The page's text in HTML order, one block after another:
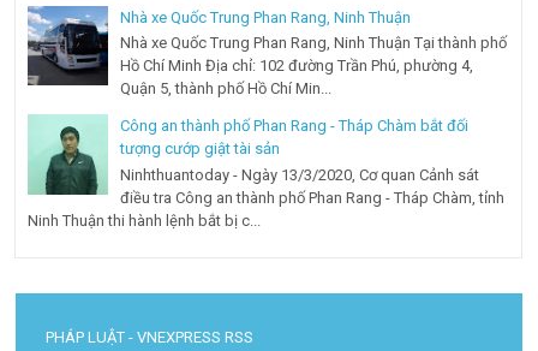
Nhà xe Quốc Trung Phan Rang, Ninh Thuận
Nhà xe Quốc Trung Phan Rang, Ninh Thuận Tại thành phố
Hồ Chí Minh Địa chỉ: 102 đường Trần Phú, phường 4,
Quận 5, thành phố Hồ Chí Min...
Công an thành phố Phan Rang - Tháp Chàm bắt đối
tượng cướp giật tài sản
Ninhthuantoday - Ngày 13/3/2020, Cơ quan Cảnh sát
điều tra Công an thành phố Phan Rang - Tháp Chàm, tỉnh
Ninh Thuận thi hành lệnh bắt bị c...
PHÁP LUẬT - VNEXPRESS RSS